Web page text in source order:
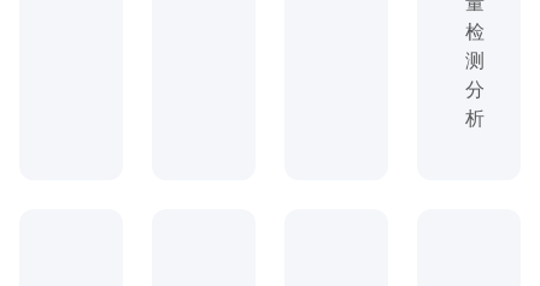
检
测
分
析